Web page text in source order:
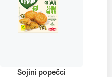
Sojini popečci